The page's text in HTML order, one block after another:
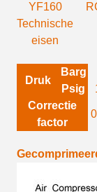
YF160
Technische
eisen
Druk
Barg
Psig
Correctie
factor